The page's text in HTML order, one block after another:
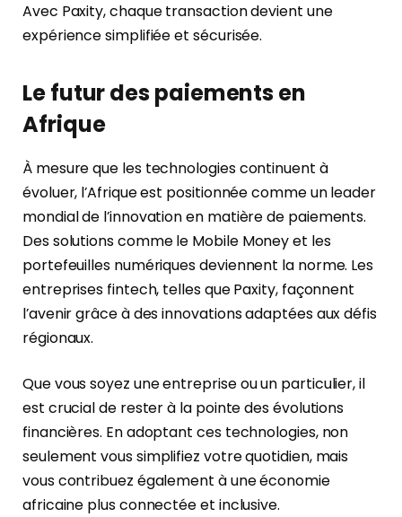
Avec Paxity, chaque transaction devient une
expérience simplifiée et sécurisée.
Le futur des paiements en
Afrique
À mesure que les technologies continuent à
évoluer, l’Afrique est positionnée comme un leader
mondial de l’innovation en matière de paiements.
Des solutions comme le Mobile Money et les
portefeuilles numériques deviennent la norme. Les
entreprises fintech, telles que Paxity, façonnent
l’avenir grâce à des innovations adaptées aux défis
régionaux.
Que vous soyez une entreprise ou un particulier, il
est crucial de rester à la pointe des évolutions
financières. En adoptant ces technologies, non
seulement vous simplifiez votre quotidien, mais
vous contribuez également à une économie
africaine plus connectée et inclusive.